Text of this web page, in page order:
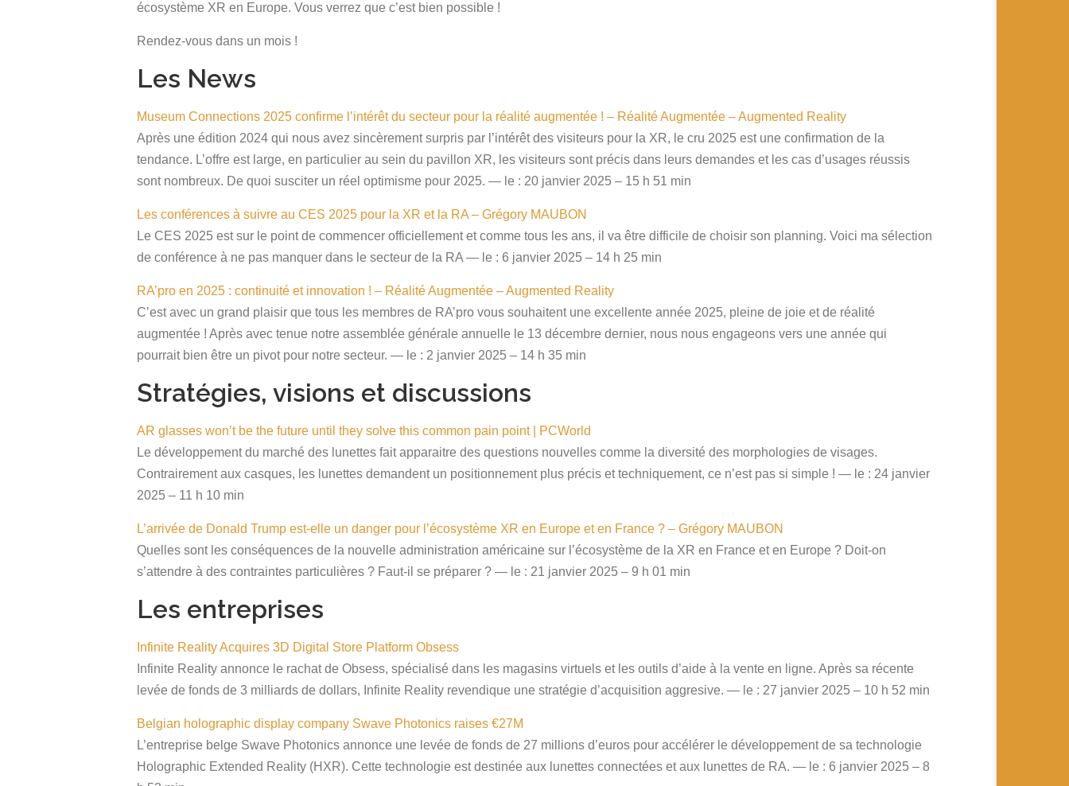
écosystème XR en Europe. Vous verrez que c’est bien possible !
Rendez-vous dans un mois !
Les News
Museum Connections 2025 confirme l’intérêt du secteur pour la réalité augmentée ! – Réalité Augmentée – Augmented Reality
Après une édition 2024 qui nous avez sincèrement surpris par l’intérêt des visiteurs pour la XR, le cru 2025 est une confirmation de la
tendance. L’offre est large, en particulier au sein du pavillon XR, les visiteurs sont précis dans leurs demandes et les cas d’usages réussis
sont nombreux. De quoi susciter un réel optimisme pour 2025. — le : 20 janvier 2025 – 15 h 51 min
Les conférences à suivre au CES 2025 pour la XR et la RA – Grégory MAUBON
Le CES 2025 est sur le point de commencer officiellement et comme tous les ans, il va être difficile de choisir son planning. Voici ma sélection
de conférence à ne pas manquer dans le secteur de la RA — le : 6 janvier 2025 – 14 h 25 min
RA’pro en 2025 : continuité et innovation ! – Réalité Augmentée – Augmented Reality
C’est avec un grand plaisir que tous les membres de RA’pro vous souhaitent une excellente année 2025, pleine de joie et de réalité
augmentée ! Après avec tenue notre assemblée générale annuelle le 13 décembre dernier, nous nous engageons vers une année qui
pourrait bien être un pivot pour notre secteur. — le : 2 janvier 2025 – 14 h 35 min
Stratégies, visions et discussions
AR glasses won’t be the future until they solve this common pain point | PCWorld
Le développement du marché des lunettes fait apparaitre des questions nouvelles comme la diversité des morphologies de visages.
Contrairement aux casques, les lunettes demandent un positionnement plus précis et techniquement, ce n’est pas si simple ! — le : 24 janvier
2025 – 11 h 10 min
L’arrivée de Donald Trump est-elle un danger pour l’écosystème XR en Europe et en France ? – Grégory MAUBON
Quelles sont les conséquences de la nouvelle administration américaine sur l’écosystème de la XR en France et en Europe ? Doit-on
s’attendre à des contraintes particulières ? Faut-il se préparer ? — le : 21 janvier 2025 – 9 h 01 min
Les entreprises
Infinite Reality Acquires 3D Digital Store Platform Obsess
Infinite Reality annonce le rachat de Obsess, spécialisé dans les magasins virtuels et les outils d’aide à la vente en ligne. Après sa récente
levée de fonds de 3 milliards de dollars, Infinite Reality revendique une stratégie d’acquisition aggresive. — le : 27 janvier 2025 – 10 h 52 min
Belgian holographic display company Swave Photonics raises €27M
L’entreprise belge Swave Photonics annonce une levée de fonds de 27 millions d’euros pour accélérer le développement de sa technologie
Holographic Extended Reality (HXR). Cette technologie est destinée aux lunettes connectées et aux lunettes de RA. — le : 6 janvier 2025 – 8